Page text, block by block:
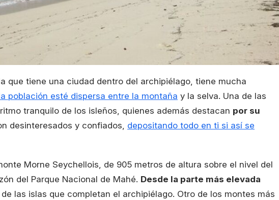
que tiene una ciudad dentro del archipiélago, tiene mucha
población esté dispersa entre la montaña y la selva. Una de las
tranquilo de los isleños, quienes además destacan por su
desinteresados y confiados, depositando todo en ti si así se
Morne Seychellois, de 905 metros de altura sobre el nivel del
del Parque Nacional de Mahé. Desde la parte más elevada
las islas que completan el archipiélago. Otro de los montes más